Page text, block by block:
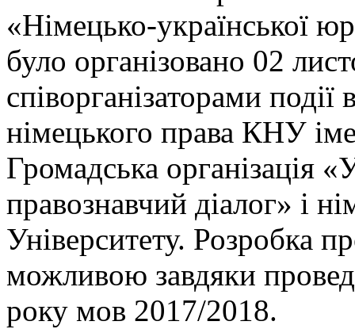
«Німецько-української
було організовано 02
співорганізаторами
німецького права КНУ
Громадська організація
правознавчий діалог» і
Університету. Розробка
можливою завдяки
року мов 2017/2018.